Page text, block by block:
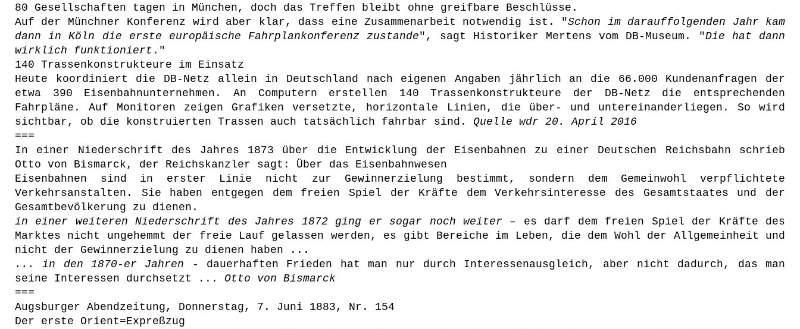
80 Gesellschaften tagen in München, doch das Treffen bleibt ohne greifbare Beschlüsse.
Auf der Münchner Konferenz wird aber klar, dass eine Zusammenarbeit notwendig ist. "Schon im darauffolgenden Jahr kam
dann in Köln die erste europäische Fahrplankonferenz zustande", sagt Historiker Mertens vom DB-Museum. "Die hat dann
wirklich funktioniert ."
140 Trassenkonstrukteure im Einsatz
Heute koordiniert die DB-Netz allein in Deutschland nach eigenen Angaben jährlich an die 66.000 Kundenanfragen der
etwa 390 Eisenbahnunternehmen. An Computern erstellen 140 Trassenkonstrukteure der DB-Netz die entsprechenden
Fahrpläne. Auf Monitoren zeigen Grafiken versetzte, horizontale Linien, die über- und untereinanderliegen. So wird
sichtbar, ob die konstruierten Trassen auch tatsächlich fahrbar sind. Quelle wdr 20. April 2016
===
In einer Niederschrift des Jahres 1873 über die Entwicklung der Eisenbahnen zu einer Deutschen Reichsbahn schrieb
Otto von Bismarck, der Reichskanzler sagt: Über das Eisenbahnwesen
Eisenbahnen sind in erster Linie nicht zur Gewinnerzielung bestimmt, sondern dem Gemeinwohl verpflichtete
Verkehrsanstalten. Sie haben entgegen dem freien Spiel der Kräfte dem Verkehrsinteresse des Gesamtstaates und der
Gesamtbevölkerung zu dienen.
in einer weiteren Niederschrift des Jahres 1872 ging er sogar noch weiter – es darf dem freien Spiel der Kräfte des
Marktes nicht ungehemmt der freie Lauf gelassen werden, es gibt Bereiche im Leben, die dem Wohl der Allgemeinheit und
nicht der Gewinnerzielung zu dienen haben ...
... in den 1870-er Jahren - dauerhaften Frieden hat man nur durch Interessenausgleich, aber nicht dadurch, das man
seine Interessen durchsetzt ... Otto von Bismarck
===
Augsburger Abendzeitung, Donnerstag, 7. Juni 1883, Nr. 154
Der erste Orient=Expreßzug